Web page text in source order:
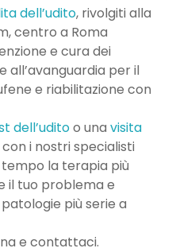
dell’udito, rivolgiti alla
centro a Roma
e cura dei
all’avanguardia per il
e riabilitazione con
dell’uditoo una visita
i nostri specialisti
la terapia più
il tuo problema e
più serie a
e contattaci.